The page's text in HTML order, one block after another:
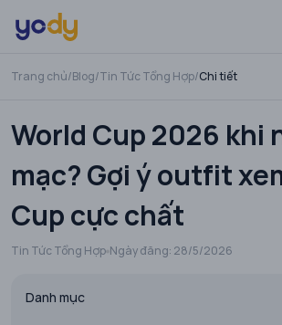
Trang chủ/Blog/Tin Tức Tổng Hợp/Chi tiết
World Cup 2026 khi
mạc? Gợi ý outfit
Cup cực chất
Tin Tức Tổng Hợp Ngày đăng: 28/5/2026
Danh mục